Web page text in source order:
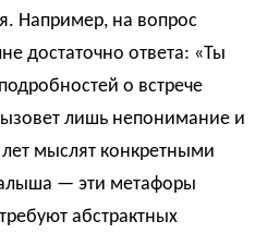
Например, на вопрос
достаточно ответа: «Ты
о встрече
лишь непонимание и
мыслят конкретными
— эти метафоры
абстрактных